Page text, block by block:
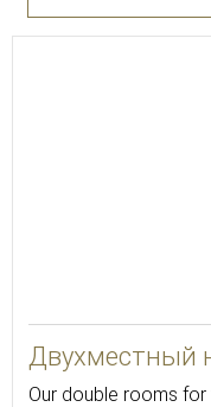
Двухместный
Our double rooms